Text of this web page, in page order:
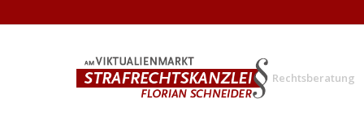
Rechtsberatung